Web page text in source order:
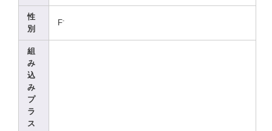
性
別
F-
組
み
込
み
プ
ラ
ス